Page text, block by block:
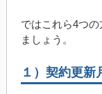
ではこれら4つ
ましょう。
１）契約更新